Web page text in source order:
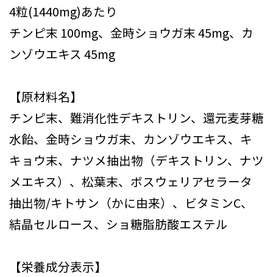
4粒(1440mg)あたり
チンピ末 100mg、金時ショウガ末 45mg、カ
ンゾウエキス 45mg
【原材料名】
チンピ末、難消化性デキストリン、還元麦芽糖
水飴、金時ショウガ末、カンゾウエキス、キ
キョウ末、ナツメ抽出物（デキストリン、ナツ
メエキス）、松葉末、ボスウェリアセラータ
抽出物/キトサン（かに由来）、ビタミンC、
結晶セルロース、ショ糖脂肪酸エステル
【栄養成分表示】